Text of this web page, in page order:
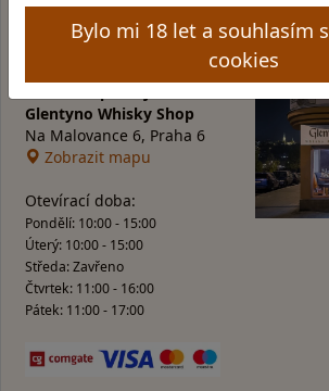
Bylo mi 18 let a souhlasím
cookies
Glentyno Whisky Shop
Na Malovance 6, Praha 6
Zobrazit mapu
Otevírací doba:
Pondělí: 10:00 - 15:00
Úterý: 10:00 - 15:00
Středa: Zavřeno
Čtvrtek: 11:00 - 16:00
Pátek: 11:00 - 17:00